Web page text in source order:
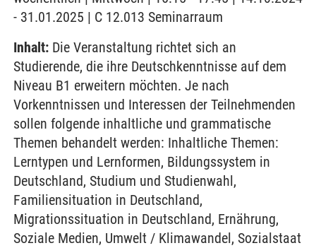
- 31.01.2025 | C 12.013 Seminarraum
Inhalt: Die Veranstaltung richtet sich an
Studierende, die ihre Deutschkenntnisse auf dem
Niveau B1 erweitern möchten. Je nach
Vorkenntnissen und Interessen der Teilnehmenden
sollen folgende inhaltliche und grammatische
Themen behandelt werden: Inhaltliche Themen:
Lerntypen und Lernformen, Bildungssystem in
Deutschland, Studium und Studienwahl,
Familiensituation in Deutschland,
Migrationssituation in Deutschland, Ernährung,
Soziale Medien, Umwelt / Klimawandel, Sozialstaat